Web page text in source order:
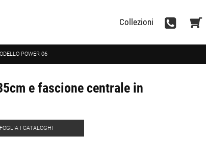
Collezioni
POWER 06
e fascione centrale in
I CATALOGHI